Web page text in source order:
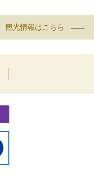
観光情報はこちら